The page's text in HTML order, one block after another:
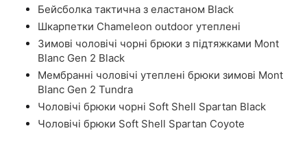
Бейсболка тактична з еластаном Black
Шкарпетки Chameleon outdoor утеплені
Зимові чоловічі чорні брюки з підтяжками Mont
Blanc Gen 2 Black
Мембранні чоловічі утеплені брюки зимові Mont
Blanc Gen 2 Tundra
Чоловічі брюки чорні Soft Shell Spartan Black
Чоловічі брюки Soft Shell Spartan Coyote